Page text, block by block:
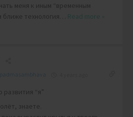
меня к иным “временным
ближе технология
Read more »
развития “я”
знаете.